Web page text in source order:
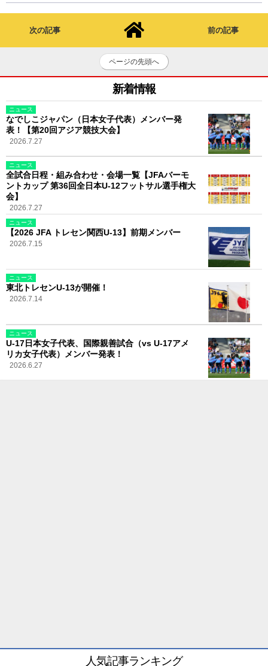
次の記事 前の記事
ページの先頭へ
新着情報
ニュース
なでしこジャパン（日本女子代表）メンバー発
表！【第20回アジア競技大会】
2026.7.27
ニュース
全試合日程・組み合わせ・会場一覧【JFAバーモ
ントカップ 第36回全日本U-12フットサル選手権大
会】
2026.7.27
ニュース
【2026 JFA トレセン関西U-13】前期メンバー
2026.7.15
ニュース
東北トレセンU-13が開催！
2026.7.14
ニュース
U-17日本女子代表、国際親善試合（vs U-17アメ
リカ女子代表）メンバー発表！
2026.6.27
人気記事ランキング